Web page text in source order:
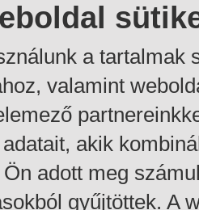
a tartalmak
valamint
akik
adott meg
gyűjtöttek. A